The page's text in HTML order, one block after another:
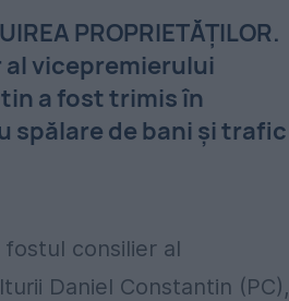
PROPRIETĂŢILOR.
vicepremierului
a fost trimis în
spălare de bani şi trafic
fostul consilier al
Daniel Constantin (PC),